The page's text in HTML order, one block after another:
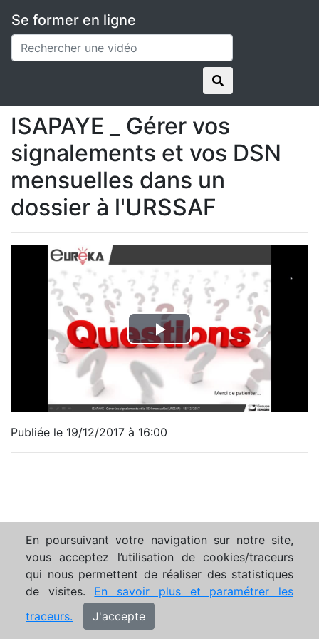
Se former en ligne
Applications ISAPAYE
ISAPAYE _ Gérer vos signalements et vos DSN
mensuelles dans un dossier à l'URSSAF
ISAPAYE _ Gérer vos
signalements et vos DSN
mensuelles dans un
dossier à l'URSSAF
Publiée le 19/12/2017 à 16:00
Mentions légales
En poursuivant votre navigation sur notre site,
vous acceptez l’utilisation de cookies/traceurs
qui nous permettent de réaliser des statistiques
de visites. En savoir plus et paramétrer les
traceurs.
J'accepte